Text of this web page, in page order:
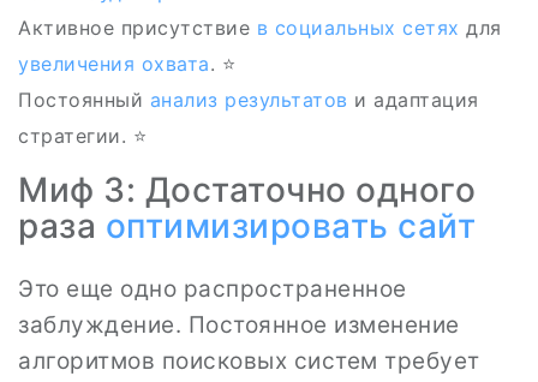
Активное присутствие в социальных сетях для
увеличения охвата. ⭐
Постоянный анализ результатов и адаптация
стратегии. ⭐
Миф 3: Достаточно одного
раза оптимизировать сайт
Это еще одно распространенное
заблуждение. Постоянное изменение
алгоритмов поисковых систем требует